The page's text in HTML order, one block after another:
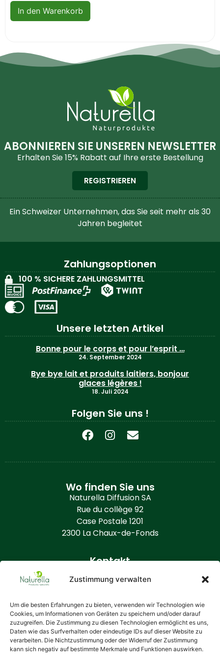
Zustimmung verwalten
Um die besten Erfahrungen zu bieten, verwenden wir Technologien wie
Cookies, um Informationen von Geräten zu speichern und/oder darauf
zuzugreifen. Die Zustimmung zu diesen Technologien ermöglicht es uns,
Daten wie das Surfverhalten oder eindeutige IDs auf dieser Website zu
verarbeiten. Die Nichtzustimmung oder der Widerruf der Zustimmung
kann sich negativ auf bestimmte Merkmale und Funktionen auswirken.
In den Warenkorb
ABONNIEREN SIE UNSEREN NEWSLETTER
Erhalten Sie 15% Rabatt auf Ihre erste Bestellung
REGISTRIEREN
Ein Schweizer Unternehmen, das Sie seit mehr als 30
Jahren begleitet
Zahlungsoptionen
100 % SICHERE ZAHLUNGSMITTEL
Unsere letzten Artikel
Bonne pour le corps et pour l’esprit …
24. September 2024
Bye bye lait et produits laitiers, bonjour
glaces légères !
18. Juli 2024
Folgen Sie uns !
Wo finden Sie uns
Naturella Diffusion SA
Rue du collège 92
Case Postale 1201
2300 La Chaux-de-Fonds
Kontakt
info@naturella.ch
https://www.naturella.ch
Zusätzliche Informationen
Wer ist Naturella?
Allgemeine Bedingungen